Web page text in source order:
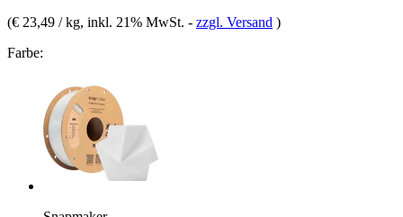
(€ 23,49 / kg, inkl. 21% MwSt. - zzgl. Versand )
Farbe: